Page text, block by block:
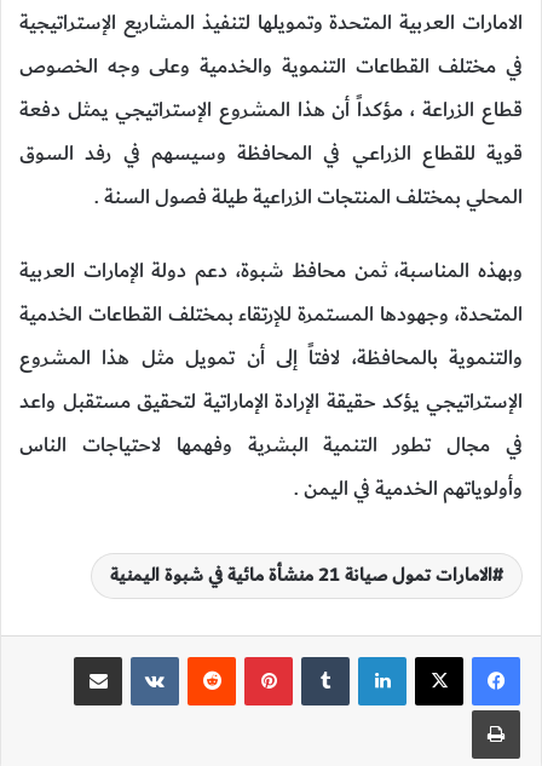
الامارات العربية المتحدة وتمويلها لتنفيذ المشاريع الإستراتيجية
في مختلف القطاعات التنموية والخدمية وعلى وجه الخصوص
قطاع الزراعة ، مؤكداً أن هذا المشروع الإستراتيجي يمثل دفعة
قوية للقطاع الزراعي في المحافظة وسيسهم في رفد السوق
المحلي بمختلف المنتجات الزراعية طيلة فصول السنة .
وبهذه المناسبة، ثمن محافظ شبوة، دعم دولة الإمارات العربية
المتحدة، وجهودها المستمرة للإرتقاء بمختلف القطاعات الخدمية
والتنموية بالمحافظة، لافتاً إلى أن تمويل مثل هذا المشروع
الإستراتيجي يؤكد حقيقة الإرادة الإماراتية لتحقيق مستقبل واعد
في مجال تطور التنمية البشرية وفهمها لاحتياجات الناس
وأولوياتهم الخدمية في اليمن .
الامارات تمول صيانة 21 منشأة مائية في شبوة اليمنية
لينكدإن بينتيريست